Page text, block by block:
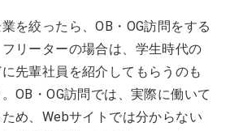
を絞ったら、OB・OG訪問をする
リーターの場合は、学生時代の
先輩社員を紹介してもらうのも
OB・OG訪問では、実際に働いて
め、Webサイトでは分からない